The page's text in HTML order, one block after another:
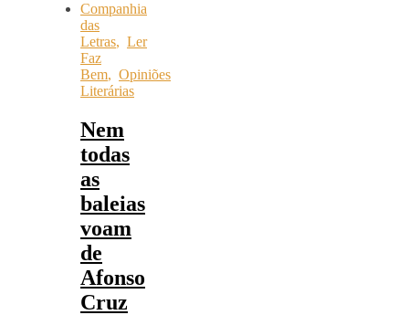
Companhia
das
Letras, Ler
Faz
Bem, Opiniões
Literárias
Nem
todas
as
baleias
voam
de
Afonso
Cruz